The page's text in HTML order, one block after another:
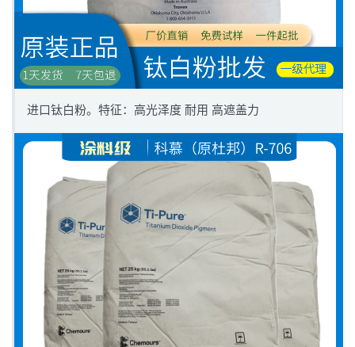
进口钛白粉。特征：高光泽度 耐用 高遮盖力